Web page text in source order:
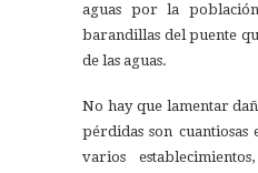
aguas por la
barandillas del puente
de las aguas.
No hay que lamentar
pérdidas son cuantiosas
varios